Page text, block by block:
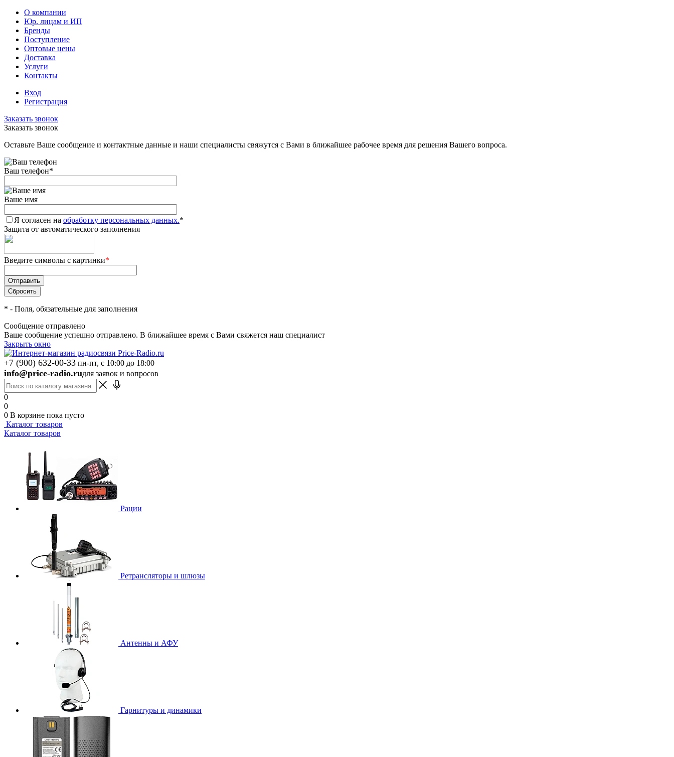
О компании
Юр. лицам и ИП
Бренды
Поступление
Оптовые цены
Доставка
Услуги
Контакты
Вход
Регистрация
Заказать звонок
Заказать звонок
Оставьте Ваше сообщение и контактные данные и наши специалисты свяжутся с Вами в ближайшее рабочее время для решения Вашего вопроса.
Ваш телефон*
Ваше имя
Я согласен на обработку персональных данных.*
Защита от автоматического заполнения
Введите символы с картинки*
* - Поля, обязательные для заполнения
Сообщение отправлено
Ваше сообщение успешно отправлено. В ближайшее время с Вами свяжется наш специалист
Закрыть окно
+7 (900) 632-00-33 пн-пт, с 10:00 до 18:00
info@price-radio.ruдля заявок и вопросов
0
0
0 В корзине пока пусто
Каталог товаров
Каталог товаров
Рации
Ретрансляторы и шлюзы
Антенны и АФУ
Гарнитуры и динамики